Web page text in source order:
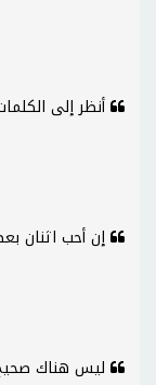
أنظر إلى
إن أحب اثنان
ليس هناك